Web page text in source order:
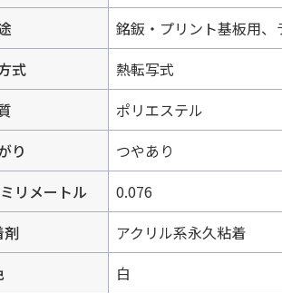
銘鈑・プリント基板用、
式
熱転写式
ポリエステル
り
つやあり
リメートル
0.076
剤
アクリル系永久粘着
白